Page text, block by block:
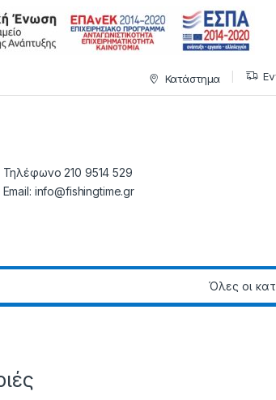
Κατάστημα
Τηλέφωνο 210 9514 529
Email: info@fishingtime.gr